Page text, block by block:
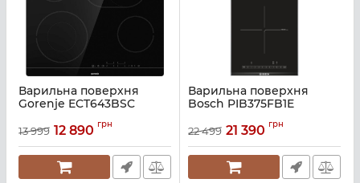
Варильна поверхня
Gorenje ECT643BSC
13 999 12 890 грн
Варильна поверхня
Bosch PIB375FB1E
22 499 21 390 грн